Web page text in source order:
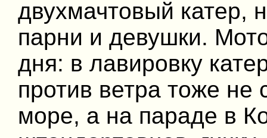
двухмачтовый катер,
парни и девушки.
дня: в лавировку
против ветра тоже не
море, а на параде в